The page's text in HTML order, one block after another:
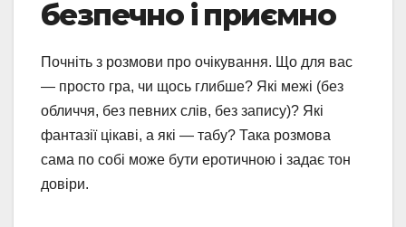
безпечно і приємно
Почніть з розмови про очікування. Що для вас
— просто гра, чи щось глибше? Які межі (без
обличчя, без певних слів, без запису)? Які
фантазії цікаві, а які — табу? Така розмова
сама по собі може бути еротичною і задає тон
довіри.